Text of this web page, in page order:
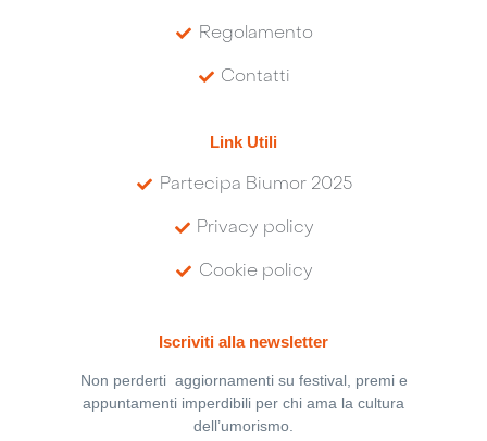
Regolamento
Contatti
Link Utili
Partecipa Biumor 2025
Privacy policy
Cookie policy
Iscriviti alla newsletter
Non perderti aggiornamenti su festival, premi e
appuntamenti imperdibili per chi ama la cultura
dell’umorismo.